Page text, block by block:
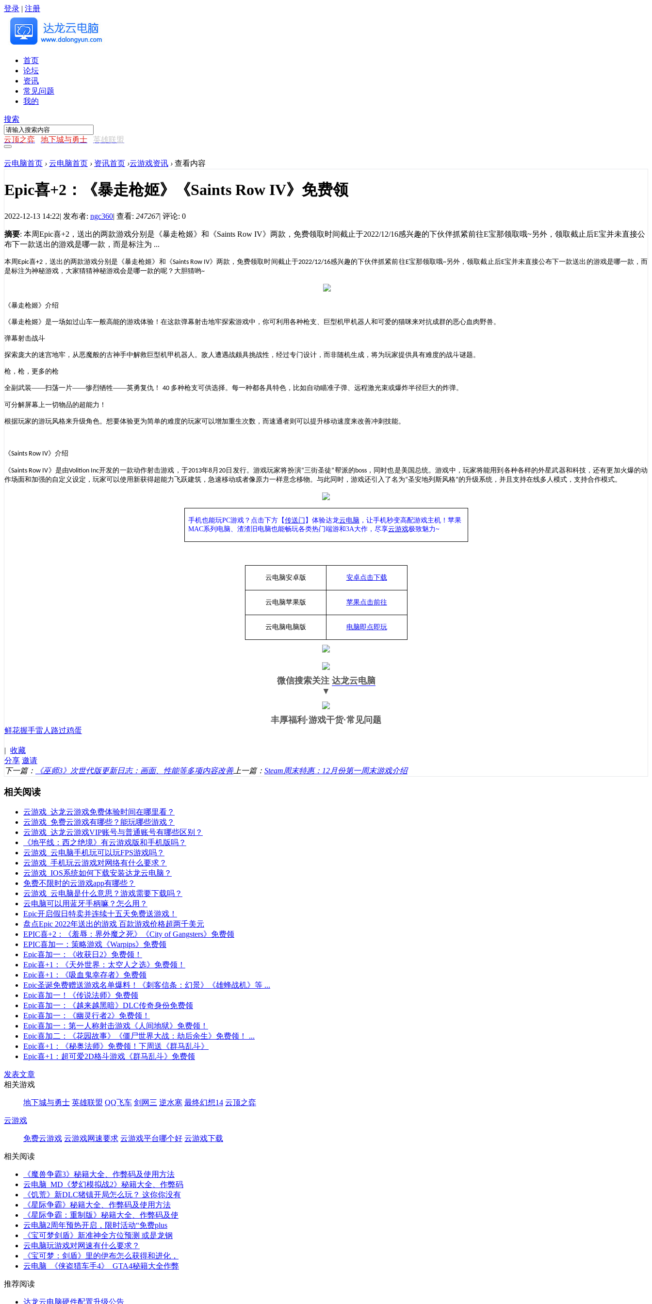
登录 | 注册
首页
论坛
资讯
常见问题
我的
搜索
云顶之弈 地下城与勇士 英雄联盟
云电脑首页 › 云电脑首页 › 资讯首页 ›云游戏资讯 › 查看内容
Epic喜+2：《暴走枪姬》《Saints Row IV》免费领
2022-12-13 14:22| 发布者: ngc360| 查看: 247267| 评论: 0
摘要: 本周Epic喜+2，送出的两款游戏分别是《暴走枪姬》和《Saints Row IV》两款，免费领取时间截止于2022/12/16感兴趣的下伙伴抓紧前往E宝那领取哦~另外，领取截止后E宝并未直接公
布下一款送出的游戏是哪一款，而是标注为 ...
本周 Epic喜+2 ，送出的两款游戏分别是 《暴走枪姬》 和 《Saints Row IV》 两款，免费领取时间截止于2022/12/16感兴趣的下伙伴抓紧前往 E宝那领取哦~另外，领取截止后E宝并未直接公布下一款送出的游戏是哪一款，而
是标注为神秘游戏，大家猜猜神秘游戏会是哪一款的呢？大胆猜哟~
《暴走枪姬》 介绍
《暴走枪姬》是一场如过山车一般高能的游戏体验！在这款弹幕射击地牢探索游戏中，你可利用各种枪支、巨型机甲机器人和可爱的猫咪来对抗成群的恶心血肉野兽。
弹幕射击战斗
探索庞大的迷宫地牢，从恶魔般的古神手中解救巨型机甲机器人。敌人遭遇战颇具挑战性，经过专门设计，而非随机生成，将为玩家提供具有难度的战斗谜题。
枪，枪，更多的枪
全副武装——扫荡一片——惨烈牺牲——英勇复仇！ 40 多种枪支可供选择。每一种都各具特色，比如自动瞄准子弹、远程激光束或爆炸半径巨大的炸弹。
可分解屏幕上一切物品的超能力！
根据玩家的游玩风格来升级角色。想要体验更为简单的难度的玩家可以增加重生次数，而速通者则可以提升移动速度来改善冲刺技能。
《Saints Row IV》介绍
《Saints Row IV》是由Volition Inc开发的一款动作射击游戏，于2013年8 月 20 日发行。游戏玩家将扮演“三街圣徒”帮派的 boss，同时也是美国总统。游戏中，玩家将能用到各种各样的外星武器和科技，还有更加火爆的动
作场面和加强的自定义设定，玩家可以使用新获得超能力飞跃建筑，急速移动或者像原力一样意念移物。与此同时，游戏还引入了名为“圣安地列斯风格”的升级系统，并且支持在线多人模式，支持合作模式。
手机也能玩PC游戏？点击下方【传送门 】 体验达龙云电脑 ，让手机秒变高配游戏主机！苹果
MAC系列电脑、 渣渣旧电脑也能畅玩各类热门端游和3A大作， 尽享云游戏极致魅力~
云电脑安卓版 安卓点击下载
云电脑苹果版 苹果点击前往
云电脑电脑版 电脑即点即玩
微信搜索关注 达龙云电脑
▼
丰厚福利 ·游戏干货·常见问题
鲜花握手雷人 路过鸡蛋
| 收藏
分享 邀请
下一篇：
《巫师3》次世代版更新日志：画面、性能等多项内容改善上一篇： Steam周末特惠：12月份第一周末游戏介绍
相关阅读
云游戏_达龙云游戏免费体验时间在哪里看？
云游戏_免费云游戏有哪些？能玩哪些游戏？
云游戏_达龙云游戏VIP账号与普通账号有哪些区别？
《地平线：西之绝境》有云游戏版和手机版吗？
云游戏_云电脑手机玩可以玩FPS游戏吗？
云游戏_手机玩云游戏对网络有什么要求？
云游戏_IOS系统如何下载安装达龙云电脑？
免费不限时的云游戏app有哪些？
云游戏_云电脑是什么意思？游戏需要下载吗？
云电脑可以用蓝牙手柄嘛？怎么用？
Epic开启假日特卖并连续十五天免费送游戏！
盘点Epic 2022年送出的游戏 百款游戏价格超两千美元
EPIC喜+2：《羞辱：界外魔之死》《City of Gangsters》免费领
EPIC喜加一：策略游戏《Warpips》免费领
Epic喜加一：《收获日2》免费领！
Epic喜+1：《天外世界：太空人之选》免费领！
Epic喜+1：《吸血鬼幸存者》免费领
Epic圣诞免费赠送游戏名单爆料！《刺客信条：幻景》《雄蜂战机》等 ...
Epic喜加一！《传说法师》免费领
Epic喜加一：《越来越黑暗》DLC传奇身份免费领
Epic喜加一：《幽灵行者2》免费领！
Epic喜加一：第一人称射击游戏《人间地狱》免费领！
Epic喜加二：《花园故事》《僵尸世界大战：劫后余生》免费领！ ...
Epic喜+1：《秘奥法师》免费领！下周送《群马乱斗》
Epic喜+1：超可爱2D格斗游戏《群马乱斗》免费领
发表文章
相关游戏
地下城与勇士 英雄联盟 QQ飞车 剑网三 逆水寒 最终幻想14 云顶之弈
云游戏
免费云游戏 云游戏网速要求 云游戏平台哪个好 云游戏下载
相关阅读
《魔兽争霸3》秘籍大全、作弊码及使用方法
云电脑_MD《梦幻模拟战2》秘籍大全、作弊码
《饥荒》新DLC猪镇开局怎么玩？ 这你你没有
《星际争霸》秘籍大全、作弊码及使用方法
《星际争霸：重制版》秘籍大全、作弊码及使
云电脑2周年预热开启，限时活动“免费plus
《宝可梦剑盾》新准神全方位预测 或是龙钢
云电脑玩游戏对网速有什么要求？
《宝可梦：剑盾》里的伊布怎么获得和进化，
云电脑_《侠盗猎车手4》_GTA4秘籍大全作弊
推荐阅读
达龙云电脑硬件配置升级公告